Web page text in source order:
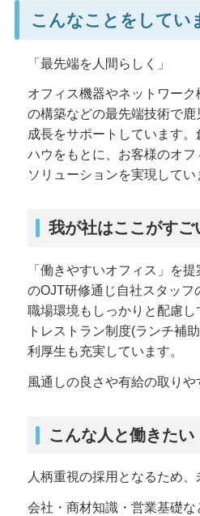
こんなことをしてい
「最先端を人間らしく」
オフィス機器やネットワー
の構築などの最先端技術で
成長をサポートしています
ハウをもとに、お客様のオ
ソリューションを実現してい
我が社はここがすご
「働きやすいオフィス」を
のOJT研修通じ自社スタッフ
職場環境もしっかりと配慮
トレストラン制度(ランチ補
利厚生も充実しています。
風通しの良さや有給の取りや
こんな人と働きたい
人柄重視の採用となるため、
会社・商材知識・営業基礎